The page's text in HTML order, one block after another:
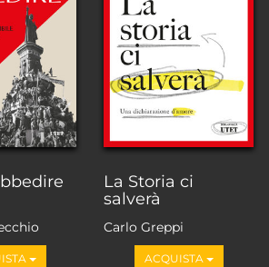
La Storia ci
salverà
Carlo Greppi
ACQUISTA